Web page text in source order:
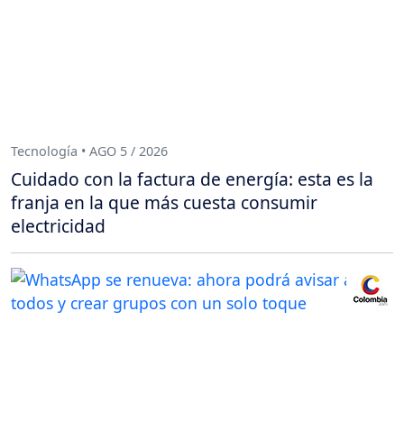
Tecnología • AGO 5 / 2026
Cuidado con la factura de energía: esta es la
franja en la que más cuesta consumir
electricidad